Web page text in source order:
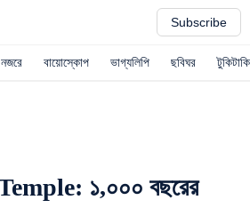
Subscribe
বায়োস্কোপ ভাগ্যলিপি ছবিঘর টুকিটাকি
১,০০০ বছরের